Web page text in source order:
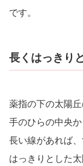
です。
長くはっきり
薬指の下の太陽
手のひらの中央
長い線があれば
はっきりとした